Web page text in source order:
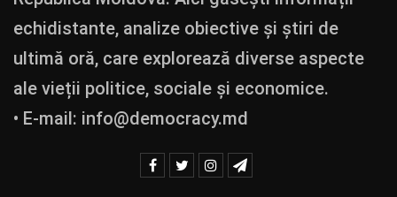
echidistante, analize obiective și știri de
ultimă oră, care explorează diverse aspecte
ale vieții politice, sociale și economice.
• E-mail: info@democracy.md